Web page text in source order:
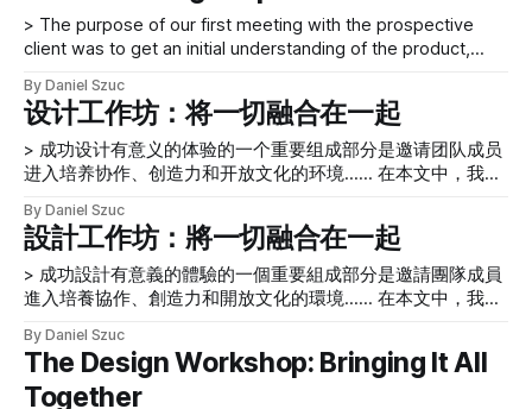
設計指導。最初的討論幫助我們初步了解了什麼是最合適的方
法，以便發現有關產品、團隊和業務的更多信息。 隨著我們
第一次會議的進行，我們開始思考從頭到尾對這個項目產生積
極的設計影響意味著什麼，以及如何最好地將 UX 設計知識傳
達給一個以前可能從未接觸過設計思維的新團隊. 在本文中，
我們想分享一些關於我們如何看待積極的設計影響作為改進軟
件和硬件產品並 影響與我們合作的人的方式的一些想法——
培養對 UX 設
步了解产品，确定其价值，讨论人们如何使用它的场景，观看
概念视频以更好地了解它是如何工作的，探索目标客户可能是
景，然后借此机会交流了我们如何进行用户研究和用户体验设
计，展示我们之前的一些工作，描述我们对团队和产品产生的
积极影响，并告诉他们我们认为我们可以提供哪些方面最好的
设计指导。最初的讨论帮助我们初步了解了什么是最合适的方
法，以便发现有关产品、团队和业务的更多信息。 随着我们
第一次会议的进行，我们开始思考从头到尾对这个项目产生积
极的设计影响意味着什么，以及如何最好地将UX 设计知识传
达给一个以前可能从未接触过设计思维的新团队.在本文中，
我们想分享一些关于我们如何看待积极的设计影响作为改进软
件和硬件产品并 影响与我们合作的人的方式的一些想法——
培养对UX 设计的热
> The purpose of our first meeting with the prospective
client was to get an initial understanding of the product,
might use it, … explore who the target customers might be,
and determine what differentiates the product against its
competitors. Recently, a client
By Daniel Szuc
设计工作坊：将一切融合在一起
> 成功设计有意义的体验的一个重要组成部分是邀请团队成员
进入培养协作、创造力和开放文化的环境...... 在本文中，我们
供更好的成功机会。 用户体验设计的重点之一是为客户设计
一致的体验或接触点。除了实现一致性之外，用户体验设计师
的一个重要动机是为客户创造令人愉快和有意义的体验或接触
点——他们会记住并用热情洋溢的方式告诉别人。实现这一目
的人员来制定组织结构和运营现实，以实现其实现。 成功设
计有意义的体验的一个重要组成部分是邀请团队成员进入培养
协作、创造力和开放文化的环境中，在这种环境中，批评是安
By Daniel Szuc
設計工作坊：將一切融合在一起
> 成功設計有意義的體驗的一個重要組成部分是邀請團隊成員
進入培養協作、創造力和開放文化的環境...... 在本文中，我們
供更好的成功機會。 用戶體驗設計的重點之一是為客戶設計
一致的體驗或接觸點。除了實現一致性之外，用戶體驗設計師
的一個重要動機是為客戶創造令人愉快和有意義的體驗或接觸
By Daniel Szuc
The Design Workshop: Bringing It All
Together